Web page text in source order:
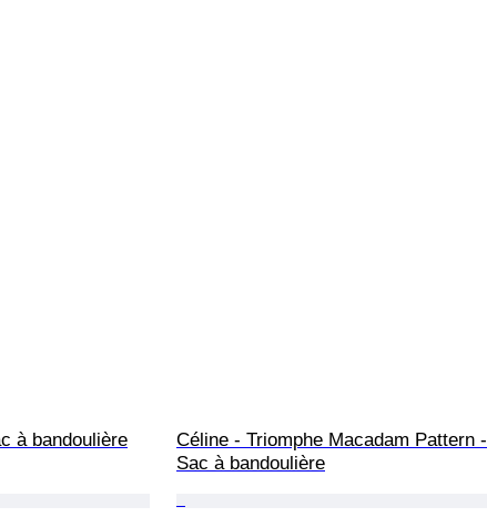
à bandoulière
Céline - Triomphe Macadam Pattern -
Sac à bandoulière